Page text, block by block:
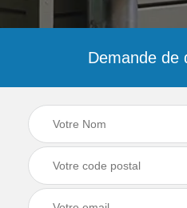
Demande de